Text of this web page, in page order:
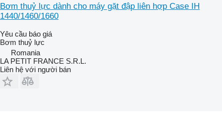
Bơm thuỷ lực dành cho máy gặt đập liên hợp Case IH
1440/1460/1660
Yêu cầu báo giá
Bơm thuỷ lực
Romania
LA PETIT FRANCE S.R.L.
Liên hệ với người bán